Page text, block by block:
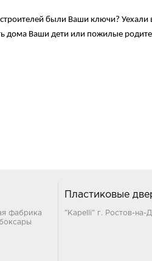
были Ваши ключи? Уехали
дома Ваши дети или пожилые
фабрика
Пластиковые
"Kapelli" г. Ростов-на-